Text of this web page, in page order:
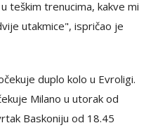
teškim trenucima, kakve mi
utakmice", ispričao je
duplo kolo u Evroligi.
Milano u utorak od
Baskoniju od 18.45